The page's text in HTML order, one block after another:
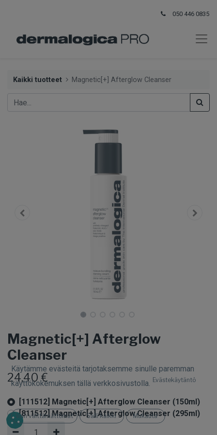
050 446 0835
Kaikki tuotteet Magnetic[+] Afterglow Cleanser
Magnetic[+] Afterglow
Cleanser
24,40€
[111512] Magnetic[+] Afterglow Cleanser (150ml)
[811512] Magnetic[+] Afterglow Cleanser (295ml)
Käytämme evästeitä tarjotaksemme sinulle paremman
käyttökokemuksen tällä verkkosivustolla. Evästekäytäntö
Vain välttämättömät Salli kaikki Mukauta